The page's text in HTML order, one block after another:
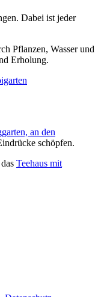
Dabei ist jeder
Pflanzen, Wasser und
Erholung.
an den
schöpfen.
Teehaus mit